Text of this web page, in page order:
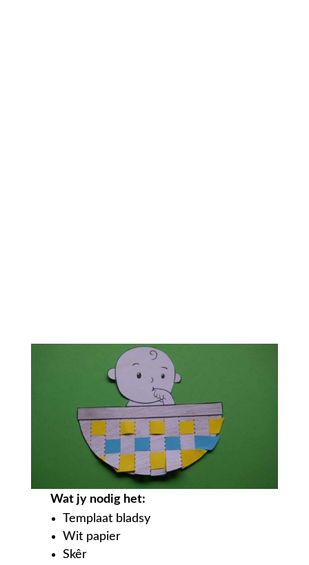
Wat jy nodig het:
Templaat bladsy
Wit papier
Skêr